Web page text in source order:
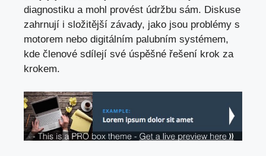
diagnostiku a mohl provést údržbu sám. Diskuse
zahrnují i složitější závady, jako jsou problémy s
motorem nebo digitálním palubním systémem,
kde členové sdílejí své úspěšné řešení krok za
krokem.